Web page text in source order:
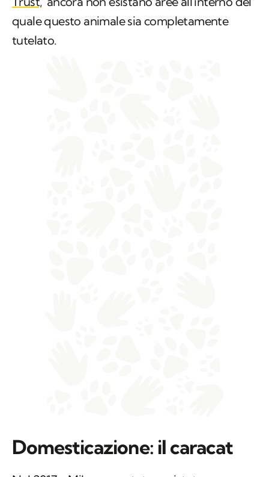
signora divenuta poi famosa per passeggiare